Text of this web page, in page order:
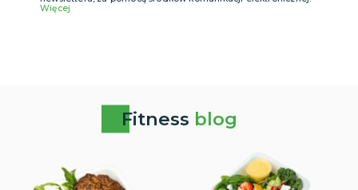
Więcej
Fitness blog